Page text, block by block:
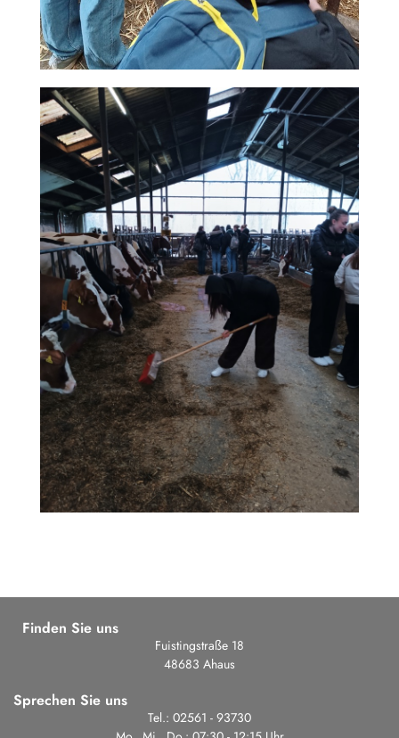
Finden Sie uns
Fuistingstraße 18
48683 Ahaus
Sprechen Sie uns
Tel.: 02561 - 93730